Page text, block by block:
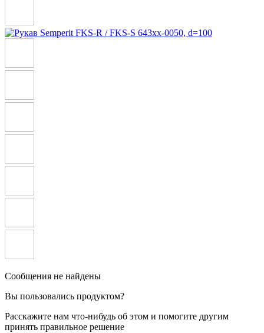
Сообщения не найдены
Вы пользовались продуктом?
Расскажите нам что-нибудь об этом и помогите другим
принять правильное решение